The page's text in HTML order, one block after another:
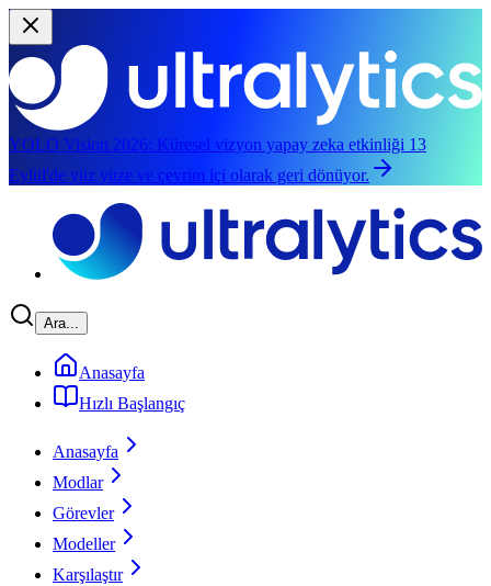
YOLO Vision 2026: Küresel vizyon yapay zeka etkinliği 13
Eylül'de yüz yüze ve çevrim içi olarak geri dönüyor.
Ara...
Anasayfa
Hızlı Başlangıç
Anasayfa
Modlar
Görevler
Modeller
Karşılaştır